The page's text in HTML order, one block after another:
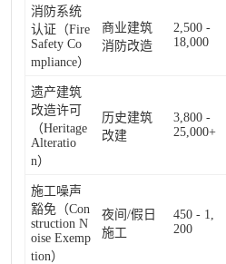
消防系统
认证（Fire
Safety Co
mpliance）
商业建筑
消防改造
2,500 -
18,000
遗产建筑
改造许可
（Heritage
Alteratio
n）
历史建筑
改建
3,800 -
25,000+
施工噪声
豁免（Con
struction N
oise Exemp
tion）
夜间/假日
施工
450 - 1,
200